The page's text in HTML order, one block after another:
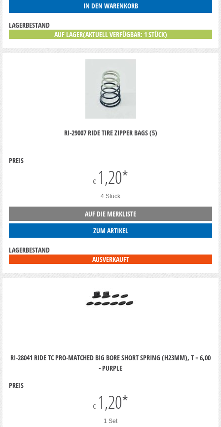
IN DEN WARENKORB
LAGERBESTAND
AUF LAGER(AKTUELL VERFÜGBAR: 1 STÜCK)
RI-29007 RIDE TIRE ZIPPER BAGS (5)
PREIS
€ 1,20*
4 Stück
AUF DIE MERKLISTE
ZUM ARTIKEL
LAGERBESTAND
AUSVERKAUFT
RI-28041 RIDE TC PRO-MATCHED BIG BORE SHORT SPRING (H23MM), T = 6,00
- PURPLE
PREIS
€ 1,20*
1 Set